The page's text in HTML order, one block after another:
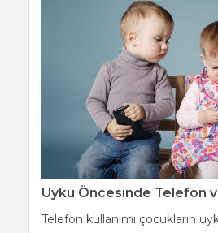
Uyku Öncesinde Telefon
Telefon kullanımı çocukların